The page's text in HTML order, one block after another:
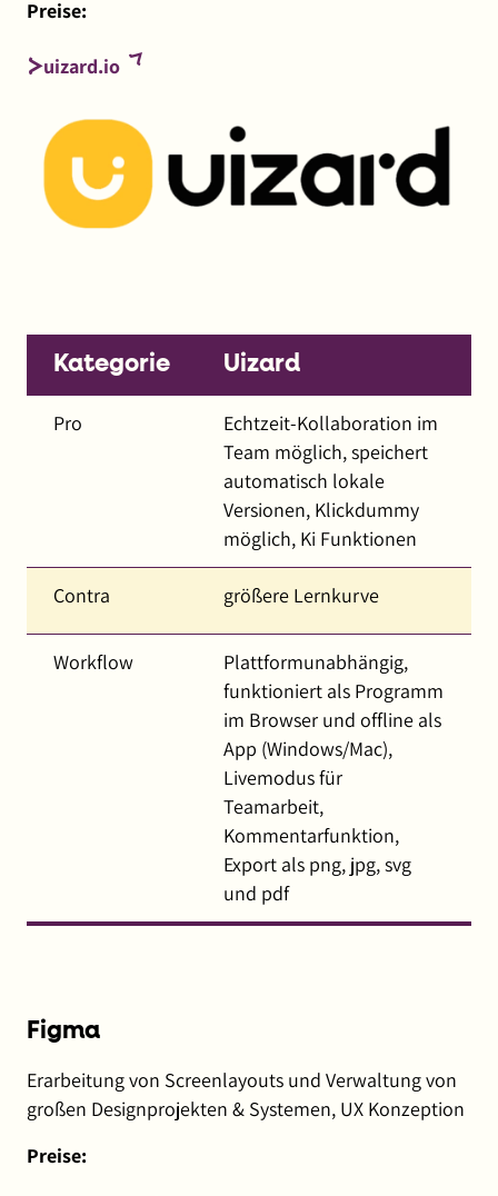
Preise:
uizard.io(externer
öffnet
in
neuem
Fenster)
Kategorie Uizard
Pro
Echtzeit-Kollaboration im
Team möglich, speichert
automatisch lokale
Versionen, Klickdummy
möglich, Ki Funktionen
Contra größere Lernkurve
Workflow
Plattformunabhängig,
funktioniert als Programm
im Browser und offline als
App (Windows/Mac),
Livemodus für
Teamarbeit,
Kommentarfunktion,
Export als png, jpg, svg
und pdf
Figma
Erarbeitung von Screenlayouts und Verwaltung von
großen Designprojekten & Systemen, UX Konzeption
Preise: